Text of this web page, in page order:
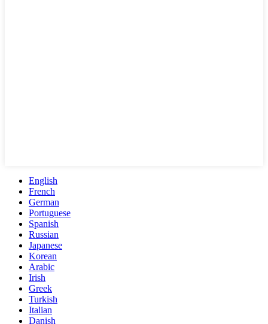
English
French
German
Portuguese
Spanish
Russian
Japanese
Korean
Arabic
Irish
Greek
Turkish
Italian
Danish